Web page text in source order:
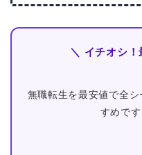
＼ イチオシ
無職転生を最安値で全
すめです